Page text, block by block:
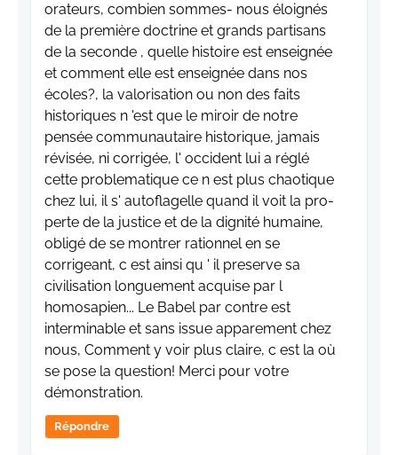
orateurs, combien sommes- nous éloignés
de la première doctrine et grands partisans
de la seconde , quelle histoire est enseignée
et comment elle est enseignée dans nos
écoles?, la valorisation ou non des faits
historiques n 'est que le miroir de notre
pensée communautaire historique, jamais
révisée, ni corrigée, l' occident lui a réglé
cette problematique ce n est plus chaotique
chez lui, il s' autoflagelle quand il voit la pro-
perte de la justice et de la dignité humaine,
obligé de se montrer rationnel en se
corrigeant, c est ainsi qu ' il preserve sa
civilisation longuement acquise par l
homosapien... Le Babel par contre est
interminable et sans issue apparement chez
nous, Comment y voir plus claire, c est la où
se pose la question! Merci pour votre
démonstration.
Répondre